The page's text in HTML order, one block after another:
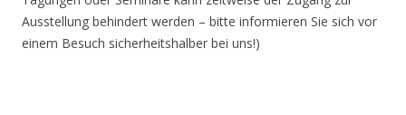
Ausstellung behindert werden – bitte informieren Sie sich vor
einem Besuch sicherheitshalber bei uns!)